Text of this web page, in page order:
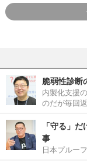
脆弱性診断
内製化支援
のだが毎回
「守る」
事
日本プルー